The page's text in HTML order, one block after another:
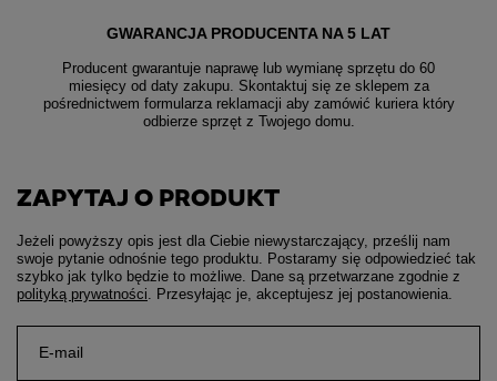
GWARANCJA PRODUCENTA NA 5 LAT
Producent gwarantuje naprawę lub wymianę sprzętu do 60
miesięcy od daty zakupu. Skontaktuj się ze sklepem za
pośrednictwem formularza reklamacji aby zamówić kuriera który
odbierze sprzęt z Twojego domu.
ZAPYTAJ O PRODUKT
Jeżeli powyższy opis jest dla Ciebie niewystarczający, prześlij nam
swoje pytanie odnośnie tego produktu. Postaramy się odpowiedzieć tak
szybko jak tylko będzie to możliwe. Dane są przetwarzane zgodnie z
polityką prywatności. Przesyłając je, akceptujesz jej postanowienia.
E-mail